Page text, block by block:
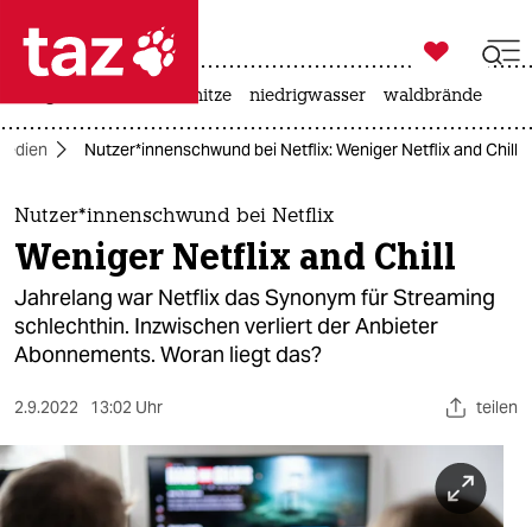
 taz zahl ich
taz zahl ich
themen
politik
öko
sport

taz zahl ich
hitze niedrigwasser waldbrände
Nut­ze­r*in­nen­schwund bei Netflix: Weniger Netflix and Chill
Nut­ze­r*in­nen­schwund bei Netflix
Weniger Netflix and Chill
Jahrelang war Netflix das Synonym für Streaming
schlechthin. Inzwischen verliert der Anbieter
Abonnements. Woran liegt das?
2.9.2022 13:02 Uhr teilen